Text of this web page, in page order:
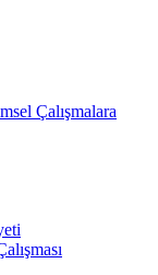
Çalışmalara